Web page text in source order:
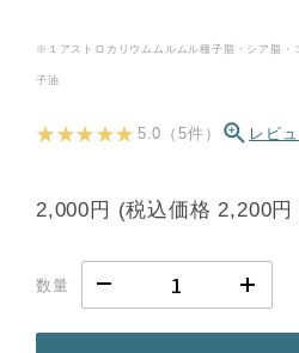
※１アストロカリウムムルムル種子脂・シア脂・
子油
★ ★ ★ ★ ★ 5.0（5件） レビ
2,000円 (税込価格2,200円
数量